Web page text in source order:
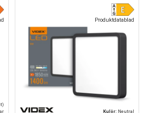
Produktdatablad
Kulör: Neutral